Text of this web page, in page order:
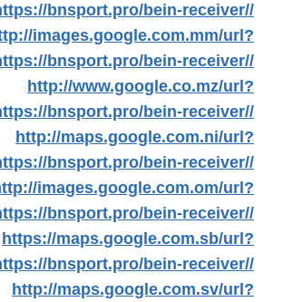
bnsport.pro/bein-receiver//
images.google.com.mm/url?
bnsport.pro/bein-receiver//
http://www.google.co.mz/url?
bnsport.pro/bein-receiver//
http://maps.google.com.ni/url?
bnsport.pro/bein-receiver//
images.google.com.om/url?
bnsport.pro/bein-receiver//
https://maps.google.com.sb/url?
bnsport.pro/bein-receiver//
http://maps.google.com.sv/url?